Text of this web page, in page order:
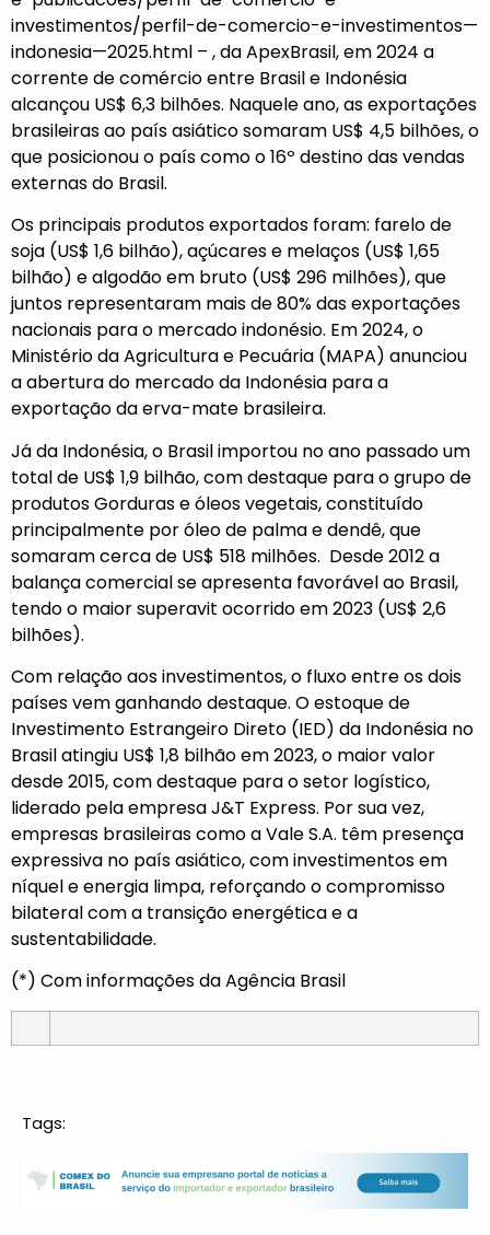
investimentos/perfil-de-comercio-e-investimentos—
indonesia—2025.html – , da ApexBrasil, em 2024 a
corrente de comércio entre Brasil e Indonésia
alcançou US$ 6,3 bilhões. Naquele ano, as exportações
brasileiras ao país asiático somaram US$ 4,5 bilhões, o
que posicionou o país como o 16º destino das vendas
externas do Brasil.
Os principais produtos exportados foram: farelo de
soja (US$ 1,6 bilhão), açúcares e melaços (US$ 1,65
bilhão) e algodão em bruto (US$ 296 milhões), que
juntos representaram mais de 80% das exportações
nacionais para o mercado indonésio. Em 2024, o
Ministério da Agricultura e Pecuária (MAPA) anunciou
a abertura do mercado da Indonésia para a
exportação da erva-mate brasileira.
Já da Indonésia, o Brasil importou no ano passado um
total de US$ 1,9 bilhão, com destaque para o grupo de
produtos Gorduras e óleos vegetais, constituído
principalmente por óleo de palma e dendê, que
somaram cerca de US$ 518 milhões. Desde 2012 a
balança comercial se apresenta favorável ao Brasil,
tendo o maior superavit ocorrido em 2023 (US$ 2,6
bilhões).
Com relação aos investimentos, o fluxo entre os dois
países vem ganhando destaque. O estoque de
Investimento Estrangeiro Direto (IED) da Indonésia no
Brasil atingiu US$ 1,8 bilhão em 2023, o maior valor
desde 2015, com destaque para o setor logístico,
liderado pela empresa J&T Express. Por sua vez,
empresas brasileiras como a Vale S.A. têm presença
expressiva no país asiático, com investimentos em
níquel e energia limpa, reforçando o compromisso
bilateral com a transição energética e a
sustentabilidade.
(*) Com informações da Agência Brasil
Tags: